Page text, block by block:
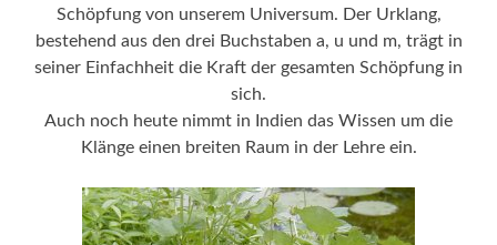
Schöpfung von unserem Universum. Der Urklang,
bestehend aus den drei Buchstaben a, u und m, trägt in
seiner Einfachheit die Kraft der gesamten Schöpfung in
sich.
Auch noch heute nimmt in Indien das Wissen um die
Klänge einen breiten Raum in der Lehre ein.